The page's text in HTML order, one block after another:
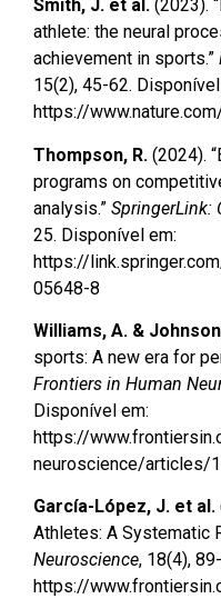
Smith, J. et al. (2023).
athlete: the neural
achievement in sports.”
15(2), 45-62.
https://
Thompson, R. (2024).
programs on
analysis.” SpringerLink:
25. Disponível em:
https://
05648-8
Williams, A. &
sports: A new era for
Frontiers in Human
Disponível em:
https://
neuroscience/articles/
García-López, J. et al.
Athletes: A Systematic
Neuroscience, 18(4),
https://